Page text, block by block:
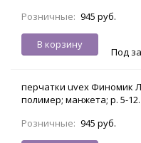
Розничные: 945 руб.
В корзину
Под
перчатки uvex Финомик
полимер; манжета; р. 5-12.
Розничные: 945 руб.